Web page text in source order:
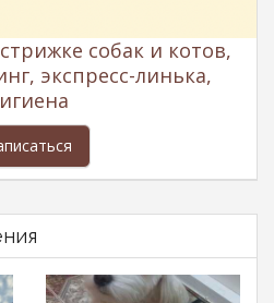
собак и котов,
экспресс-линька,